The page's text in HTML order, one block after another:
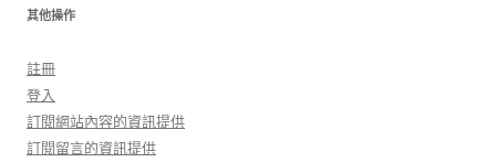
其他操作
註冊
登入
訂閱網站內容的資訊提供
訂閱留言的資訊提供